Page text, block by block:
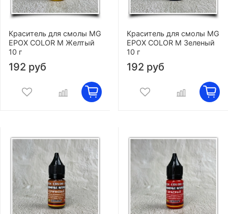
Краситель для смолы MG
EPOX COLOR M Желтый
10 г
192 руб
Краситель для смолы MG
EPOX COLOR M Зеленый
10 г
192 руб